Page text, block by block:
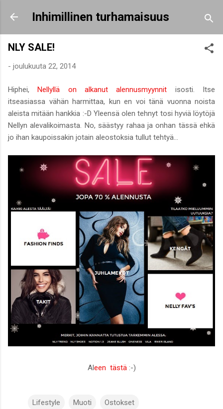
Siirry pääsisältöön
Inhimillinen turhamaisuus
NLY SALE!
- joulukuuta 22, 2014
Hiphei,Nellyllä on alkanut alennusmyynnit isosti. Itse
itseasiassa vähän harmittaa, kun en voi tänä vuonna noista
aleista mitään hankkia :-D Yleensä olen tehnyt tosi hyviä löytöjä
Nellyn alevalikoimasta. No, säästyy rahaa ja onhan tässä ehkä
jo ihan kaupoissakin jotain aleostoksia tullut tehtyä...
Aleen tästä:-)
Lifestyle Muoti Ostokset